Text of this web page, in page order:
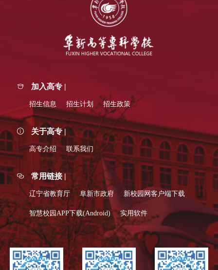
加入高专 |
招生信息 招生计划 招生政策
关于高专 |
高专介绍 联系我们
常用链接 |
辽宁省教育厅 阜新市政府 新校园网客户端下载
智慧校园APP下载(Android) 实用软件